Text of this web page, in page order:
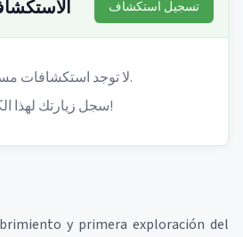
تسجيل استكشاف
لا توجد استكشافات مسجلة بعد.
سجل زيارتك لهذا الكهف!
y primera exploración del